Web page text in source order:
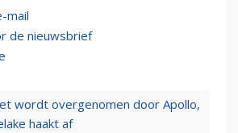
mail
de nieuwsbrief
wordt overgenomen door Apollo,
haakt af